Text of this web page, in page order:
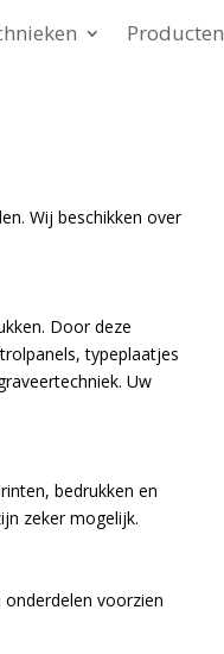
Producten
Wij beschikken over
Door deze
typeplaatjes
Uw
bedrukken en
zeker mogelijk.
voorzien